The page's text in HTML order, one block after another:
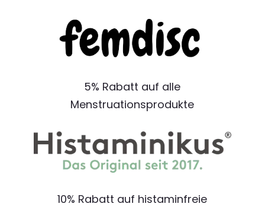
5% Rabatt auf alle
Menstruationsprodukte
10% Rabatt auf histaminfreie